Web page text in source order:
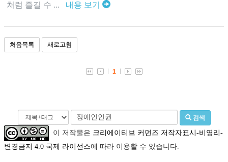
처럼 즐길 수 ... 내용 보기
처음목록 새로고침
1
검색
이 저작물은 크리에이티브 커먼즈 저작자표시-비영리-
변경금지 4.0 국제 라이선스에 따라 이용할 수 있습니다.